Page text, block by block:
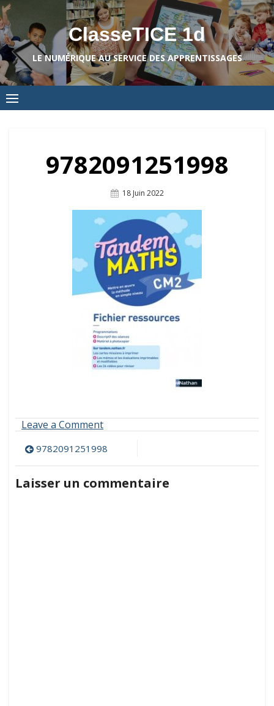
Skip
to
content
ClasseTICE 1d
LE NUMÉRIQUE AU SERVICE DES APPRENTISSAGES
9782091251998
Posted
18 Juin 2022
Leave a Commenton
Navigation
de
l’article
9782091251998
Laisser un commentaire